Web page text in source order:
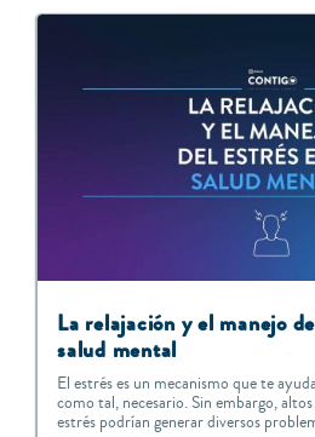
La relajación y el manejo
salud mental
El estrés es un mecanismo que te
como tal, necesario. Sin embargo,
estrés podrían generar diversos